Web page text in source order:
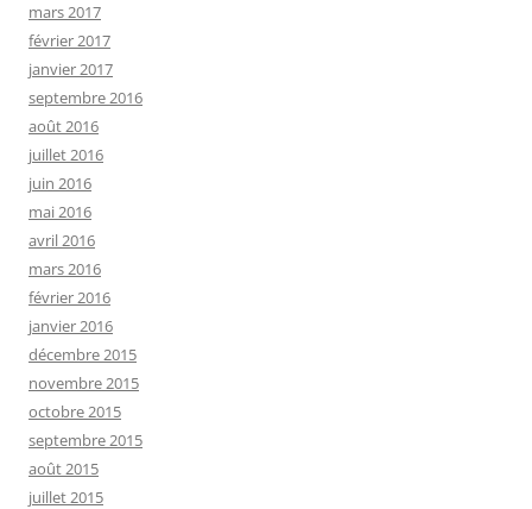
mars 2017
février 2017
janvier 2017
septembre 2016
août 2016
juillet 2016
juin 2016
mai 2016
avril 2016
mars 2016
février 2016
janvier 2016
décembre 2015
novembre 2015
octobre 2015
septembre 2015
août 2015
juillet 2015